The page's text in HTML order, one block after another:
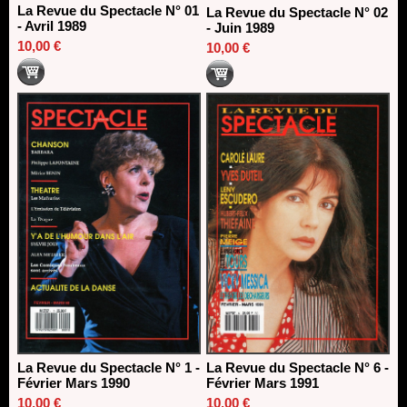
La Revue du Spectacle N° 01
- Avril 1989
10,00 €
La Revue du Spectacle N° 02
- Juin 1989
10,00 €
La Revue du Spectacle N° 1 -
Février Mars 1990
10,00 €
La Revue du Spectacle N° 6 -
Février Mars 1991
10,00 €